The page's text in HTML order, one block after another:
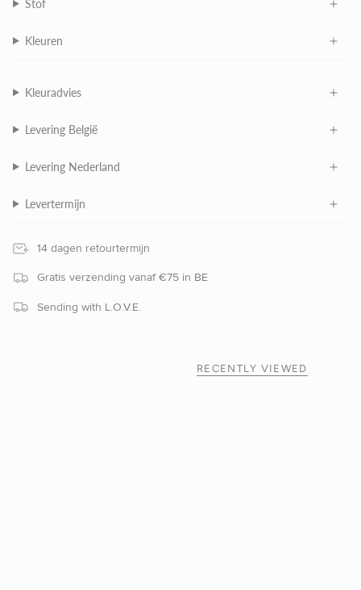
Stof
Kleuren
Kleuradvies
Levering België
Levering Nederland
Levertermijn
14 dagen retourtermijn
Gratis verzending vanaf €75 in BE
Sending with L.O.V.E.
RECENTLY VIEWED